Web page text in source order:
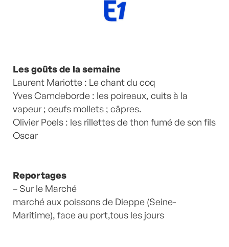
Les goûts de la semaine
Laurent Mariotte : Le chant du coq
Yves Camdeborde : les poireaux, cuits à la
vapeur ; oeufs mollets ; câpres.
Olivier Poels : les rillettes de thon fumé de son fils
Oscar
Reportages
– Sur le Marché
marché aux poissons de Dieppe (Seine-
Maritime), face au port,tous les jours